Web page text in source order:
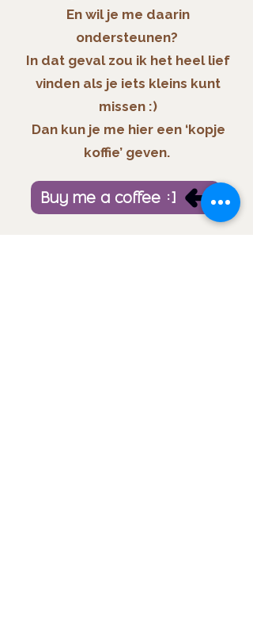
Naar podcastpagina
En wil je me daarin
ondersteunen?
In dat geval zou ik het heel lief
vinden als je iets kleins kunt
missen :)
Dan kun je me hier een ‘kopje
koffie’ geven.
Buy me a coffee :)